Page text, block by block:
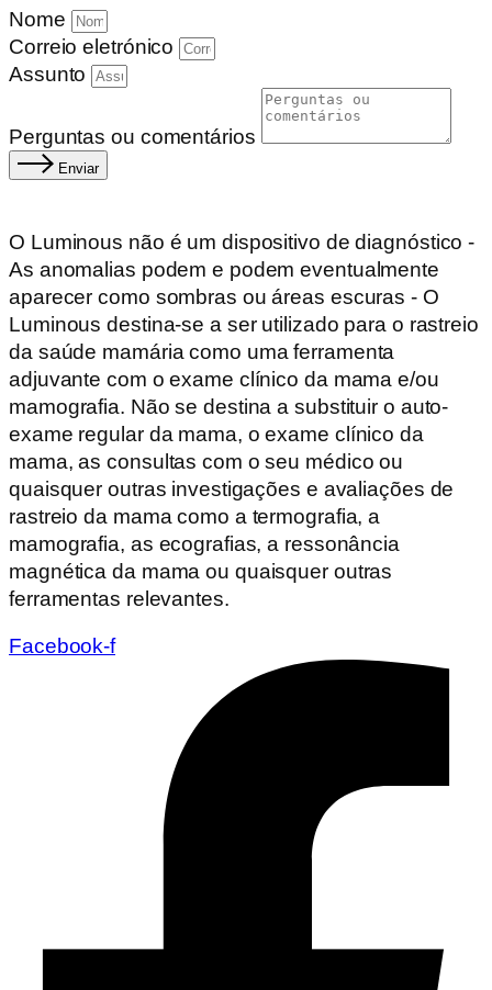
Nome
Correio eletrónico
Assunto
Perguntas ou comentários
Enviar
O Luminous não é um dispositivo de diagnóstico -
As anomalias podem e podem eventualmente
aparecer como sombras ou áreas escuras - O
Luminous destina-se a ser utilizado para o rastreio
da saúde mamária como uma ferramenta
adjuvante com o exame clínico da mama e/ou
mamografia. Não se destina a substituir o auto-
exame regular da mama, o exame clínico da
mama, as consultas com o seu médico ou
quaisquer outras investigações e avaliações de
rastreio da mama como a termografia, a
mamografia, as ecografias, a ressonância
magnética da mama ou quaisquer outras
ferramentas relevantes.
Facebook-f